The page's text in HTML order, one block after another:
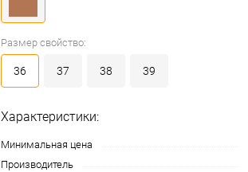
Размер свойство:
36 37 38 39
Характеристики:
Минимальная цена
Производитель